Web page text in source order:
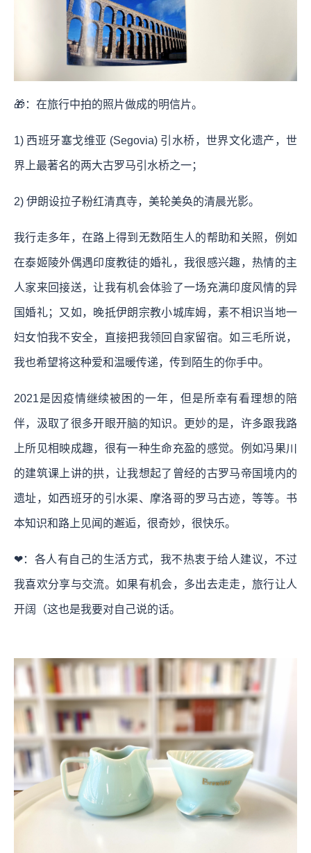
🎁：在旅行中拍的照片做成的明信片。
1) 西班牙塞戈维亚 (Segovia) 引水桥，世界文化遗产，世
界上最著名的两大古罗马引水桥之一；
2) 伊朗设拉子粉红清真寺，美轮美奂的清晨光影。
我行走多年，在路上得到无数陌生人的帮助和关照，例如
在泰姬陵外偶遇印度教徒的婚礼，我很感兴趣，热情的主
人家来回接送，让我有机会体验了一场充满印度风情的异
国婚礼；又如，晚抵伊朗宗教小城库姆，素不相识当地一
妇女怕我不安全，直接把我领回自家留宿。如三毛所说，
我也希望将这种爱和温暖传递，传到陌生的你手中。
2021是因疫情继续被困的一年，但是所幸有看理想的陪
伴，汲取了很多开眼开脑的知识。更妙的是，许多跟我路
上所见相映成趣，很有一种生命充盈的感觉。例如冯果川
的建筑课上讲的拱，让我想起了曾经的古罗马帝国境内的
遗址，如西班牙的引水渠、摩洛哥的罗马古迹，等等。书
本知识和路上见闻的邂逅，很奇妙，很快乐。
❤：各人有自己的生活方式，我不热衷于给人建议，不过
我喜欢分享与交流。如果有机会，多出去走走，旅行让人
开阔（这也是我要对自己说的话。